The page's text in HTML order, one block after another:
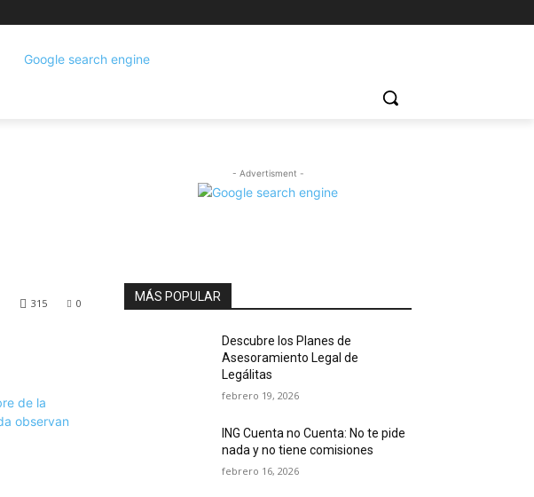
0
315
- Advertisment -
MÁS POPULAR
Descubre los Planes de
Asesoramiento Legal de
Legálitas
febrero 19, 2026
ING Cuenta no Cuenta: No te pide
nada y no tiene comisiones
febrero 16, 2026